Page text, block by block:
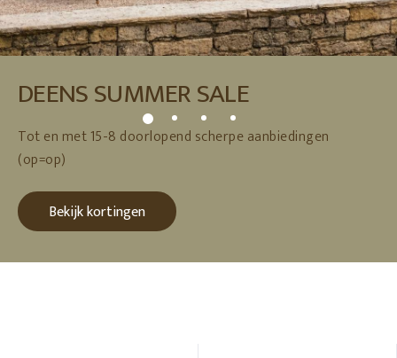
DEENS SUMMER SALE
Tot en met 15-8 doorlopend scherpe aanbiedingen
(op=op)
Bekijk kortingen